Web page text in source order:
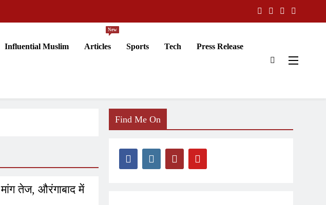
Influential Muslim Articles
New
Sports Tech Press Release
मांग तेज, औरंगाबाद में
Find Me On